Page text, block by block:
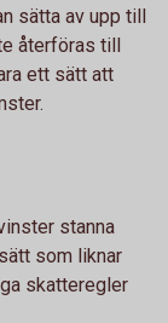
sätta av upp till
återföras till
ett sätt att
stanna
som liknar
skatteregler